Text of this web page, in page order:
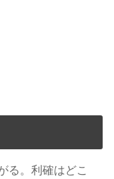
る。利確はどこ